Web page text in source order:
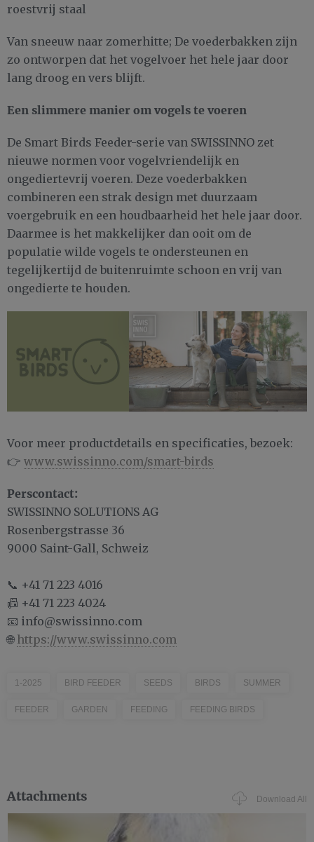
roestvrij staal
Van sneeuw naar zomerhitte; De voederbakken zijn
zo ontworpen dat het vogelvoer het hele jaar door
lang droog en vers blijft.
Een slimmere manier om vogels te voeren
De Smart Birds Feeder-serie van SWISSINNO zet
nieuwe normen voor vogelvriendelijk en
ongediertevrij voeren. Deze voederbakken
combineren een strak design met duurzaam
voergebruik en een houdbaarheid het hele jaar door.
Daarmee is het makkelijker dan ooit om de
populatie wilde vogels te ondersteunen en
tegelijkertijd de buitenruimte schoon en vrij van
ongedierte te houden.
Voor meer productdetails en specificaties, bezoek:
👉 www.swissinno.com/smart-birds
Perscontact:
SWISSINNO SOLUTIONS AG
Rosenbergstrasse 36
9000 Saint-Gall, Schweiz
📞 +41 71 223 4016
📠 +41 71 223 4024
📧 info@swissinno.com
🌐 https://www.swissinno.com
1-2025 BIRD FEEDER SEEDS BIRDS SUMMER
FEEDER GARDEN FEEDING FEEDING BIRDS
Attachments Download All